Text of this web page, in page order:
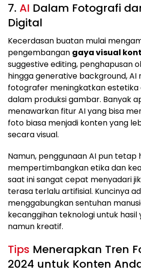
7. AI Dalam Fotografi
Digital
Kecerdasan buatan mulai
pengembangan gaya visual
suggestive editing, penghapusan
hingga generative background,
fotografer meningkatkan estetika
dalam produksi gambar. Banyak
menawarkan fitur AI yang bisa
foto biasa menjadi konten yang
secara visual.
Namun, penggunaan AI pun tetap
mempertimbangkan etika dan
saat ini sangat cepat menyadari
terasa terlalu artifisial. Kuncinya
menggabungkan sentuhan
kecanggihan teknologi untuk hasil
namun kreatif.
Tips Menerapkan Tren
2024 untuk Konten